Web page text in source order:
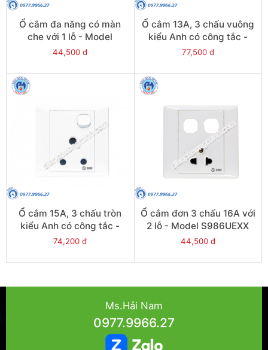
Ổ cắm đa năng có màn
che với 1 lỗ - Model
S98UAMX
44,500 đ
Ổ cắm 13A, 3 chấu vuông
kiểu Anh có công tắc -
Model S9813S
77,500 đ
Ổ cắm 15A, 3 chấu tròn
kiểu Anh có công tắc -
Model S9815S
74,200 đ
Ổ cắm đơn 3 chấu 16A với
2 lỗ - Model S986UEXX
44,500 đ
Ms.Hải Nam
0977.9966.27